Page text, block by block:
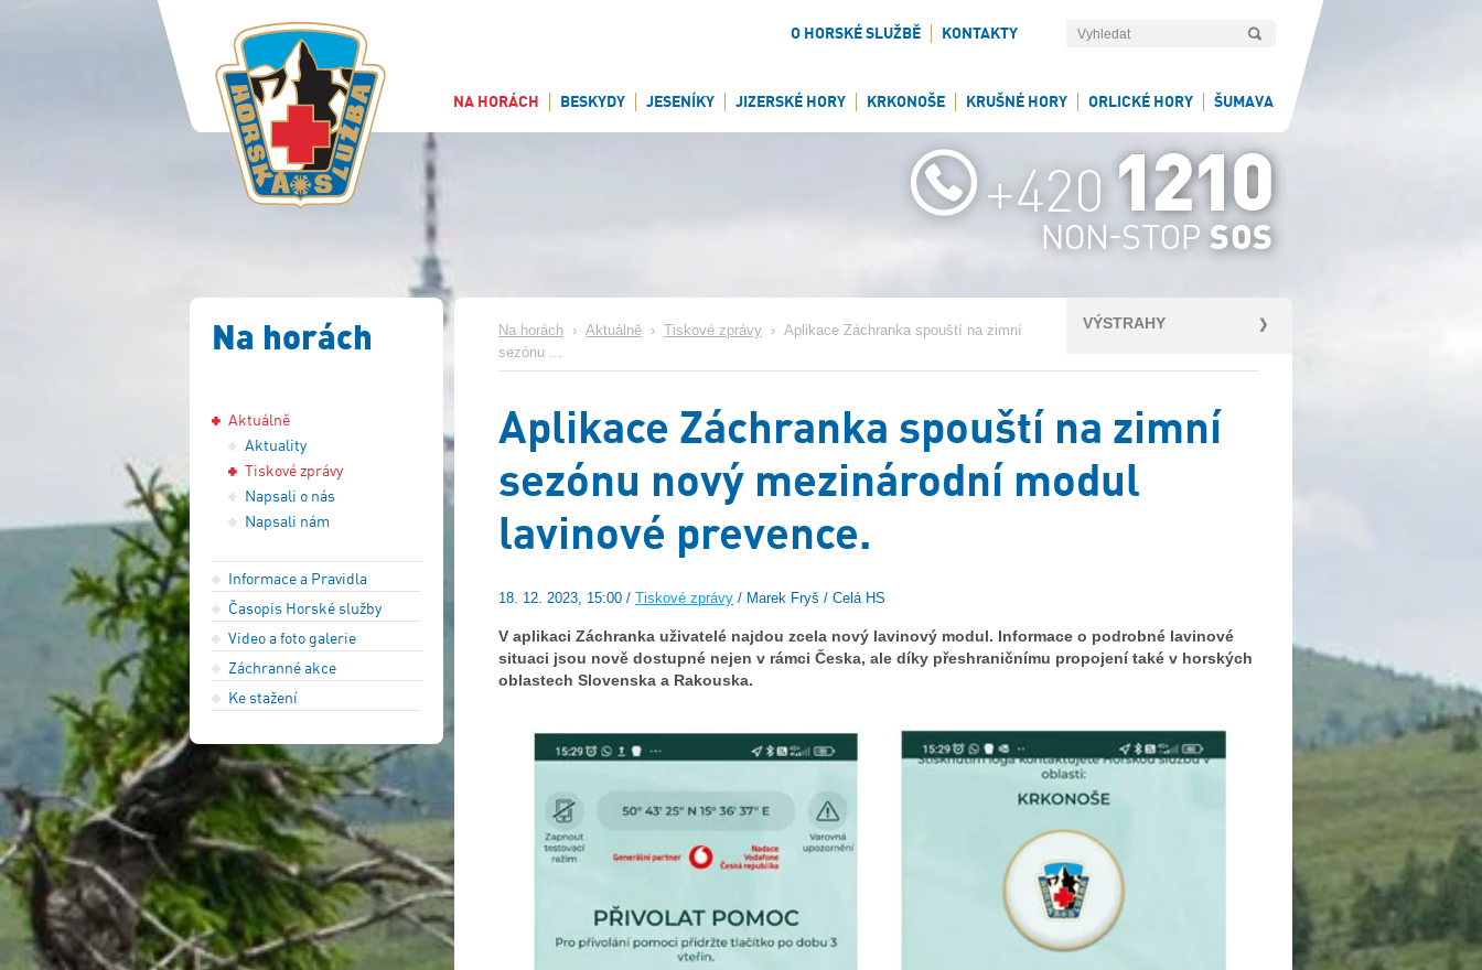
O HORSKÉ SLUŽBĚ KONTAKTY
NA HORÁCH BESKYDY JESENÍKY JIZERSKÉ HORY KRKONOŠE KRUŠNÉ HORY ORLICKÉ HORY ŠUMAVA
Na horách
Aktuálně
Aktuality
Tiskové zprávy
Napsali o nás
Napsali nám
Informace a Pravidla
Časopis Horské služby
Video a foto galerie
Záchranné akce
Ke stažení
VÝSTRAHY
Na horách › Aktuálně › Tiskové zprávy › Aplikace Záchranka spouští na zimní
sezónu ...
Aplikace Záchranka spouští na zimní
sezónu nový mezinárodní modul
lavinové prevence.
18. 12. 2023, 15:00 / Tiskové zprávy / Marek Fryš / Celá HS
V aplikaci Záchranka uživatelé najdou zcela nový lavinový modul. Informace o podrobné lavinové
situaci jsou nově dostupné nejen v rámci Česka, ale díky přeshraničnímu propojení také v horských
oblastech Slovenska a Rakouska.